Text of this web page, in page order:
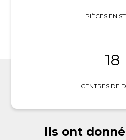
PIÈCES EN
18
CENTRES DE
Ils ont